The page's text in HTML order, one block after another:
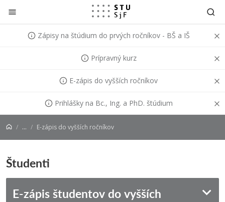
Prejsť na obsah
Zápisy na štúdium do prvých ročníkov - BŠ a IŠ
Prípravný kurz
E-zápis do vyšších ročníkov
Prihlášky na Bc., Ing. a PhD. štúdium
... E-zápis do vyšších ročníkov
Študenti
E-zápis študentov do vyšších